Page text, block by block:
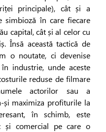
principale), cât și a
simbioză în care fiecare
capital, cât și al celor cu
Însă această tactică de
o noutate, ci devenise
industrie, unde aceste
reduse de filmare
actorilor sau a
maximiza profiturile la
în schimb, este
și comercial pe care o